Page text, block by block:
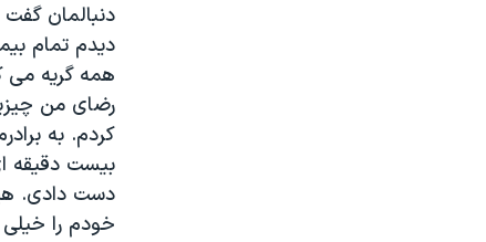
دنبالمان
دیدم تمام
همه گریه می
رضای من
کردم. به
بیست دقیقه
دست دادی.
خودم را